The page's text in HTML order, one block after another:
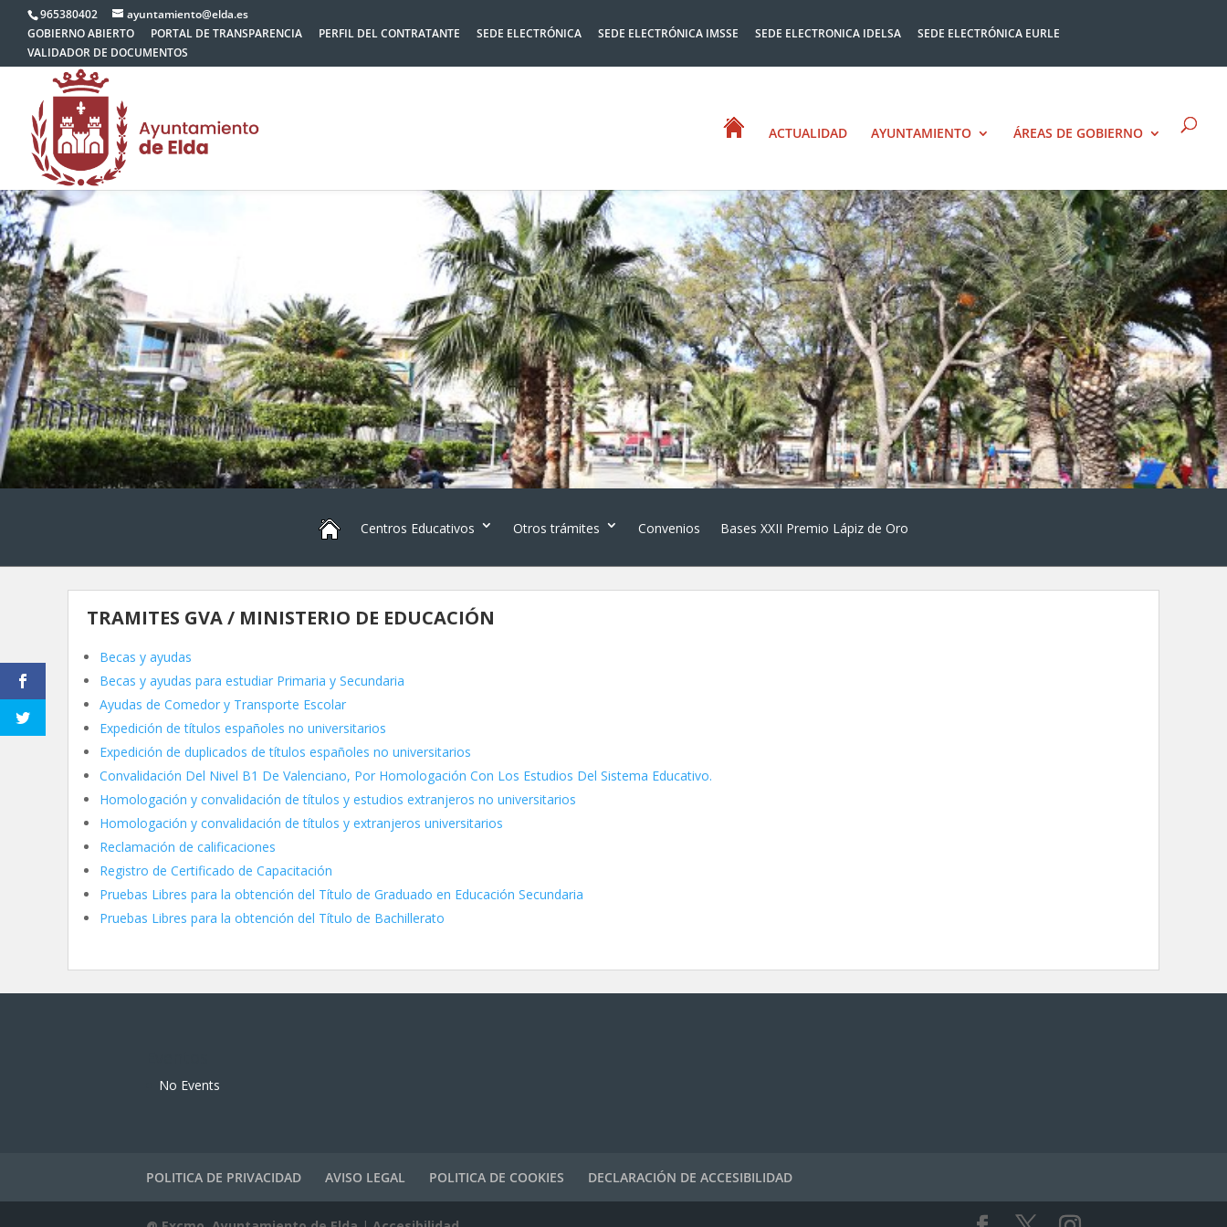
965380402
ayuntamiento@elda.es
GOBIERNO ABIERTO
PORTAL DE TRANSPARENCIA PERFIL DEL CONTRATANTE SEDE ELECTRÓNICA SEDE ELECTRÓNICA IMSSE SEDE ELECTRONICA IDELSA
SEDE ELECTRÓNICA EURLE
VALIDADOR DE DOCUMENTOS
ACTUALIDAD AYUNTAMIENTO ÁREAS DE GOBIERNO
Centros Educativos Otros trámites Convenios Bases XXII Premio Lápiz de Oro
TRAMITES GVA / MINISTERIO DE EDUCACIÓN
Becas y ayudas
Becas y ayudas para estudiar Primaria y Secundaria
Ayudas de Comedor y Transporte Escolar
Expedición de títulos españoles no universitarios
Expedición de duplicados de títulos españoles no universitarios
Convalidación Del Nivel B1 De Valenciano, Por Homologación Con Los Estudios Del Sistema Educativo.
Homologación y convalidación de títulos y estudios extranjeros no universitarios
Homologación y convalidación de títulos y extranjeros universitarios
Reclamación de calificaciones
Registro de Certificado de Capacitación
Pruebas Libres para la obtención del Título de Graduado en Educación Secundaria
Pruebas Libres para la obtención del Título de Bachillerato
No Events
POLITICA DE PRIVACIDAD AVISO LEGAL POLITICA DE COOKIES DECLARACIÓN DE ACCESIBILIDAD